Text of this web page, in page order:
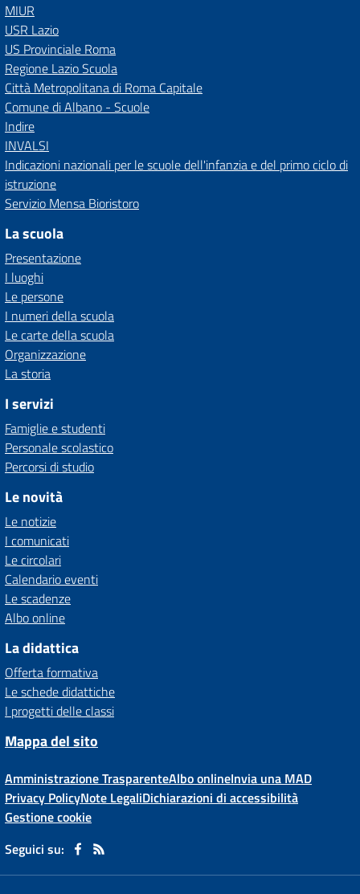
MIUR
USR Lazio
US Provinciale Roma
Regione Lazio Scuola
Città Metropolitana di Roma Capitale
Comune di Albano - Scuole
Indire
INVALSI
Indicazioni nazionali per le scuole dell'infanzia e del primo ciclo di
istruzione
Servizio Mensa Bioristoro
La scuola
Presentazione
I luoghi
Le persone
I numeri della scuola
Le carte della scuola
Organizzazione
La storia
I servizi
Famiglie e studenti
Personale scolastico
Percorsi di studio
Le novità
Le notizie
I comunicati
Le circolari
Calendario eventi
Le scadenze
Albo online
La didattica
Offerta formativa
Le schede didattiche
I progetti delle classi
Mappa del sito
Amministrazione TrasparenteAlbo onlineInvia una MAD
Privacy PolicyNote LegaliDichiarazioni di accessibilità
Gestione cookie
Seguici su: